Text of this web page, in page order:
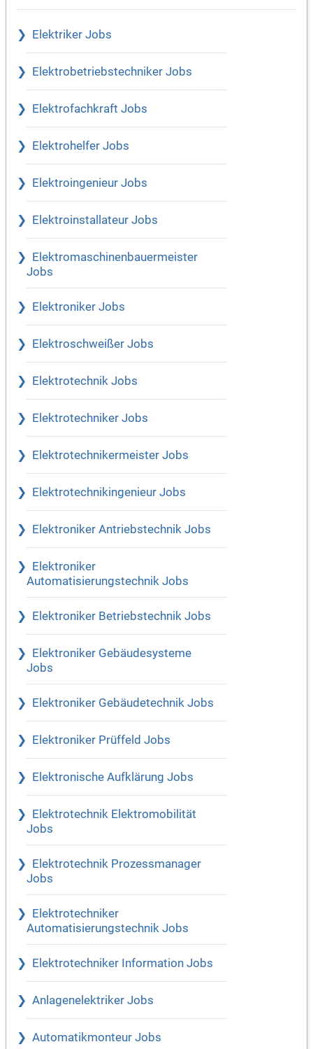
Elektriker Jobs
Elektrobetriebstechniker Jobs
Elektrofachkraft Jobs
Elektrohelfer Jobs
Elektroingenieur Jobs
Elektroinstallateur Jobs
Elektromaschinenbauermeister
Jobs
Elektroniker Jobs
Elektroschweißer Jobs
Elektrotechnik Jobs
Elektrotechniker Jobs
Elektrotechnikermeister Jobs
Elektrotechnikingenieur Jobs
Elektroniker Antriebstechnik Jobs
Elektroniker
Automatisierungstechnik Jobs
Elektroniker Betriebstechnik Jobs
Elektroniker Gebäudesysteme
Jobs
Elektroniker Gebäudetechnik Jobs
Elektroniker Prüffeld Jobs
Elektronische Aufklärung Jobs
Elektrotechnik Elektromobilität
Jobs
Elektrotechnik Prozessmanager
Jobs
Elektrotechniker
Automatisierungstechnik Jobs
Elektrotechniker Information Jobs
Anlagenelektriker Jobs
Automatikmonteur Jobs